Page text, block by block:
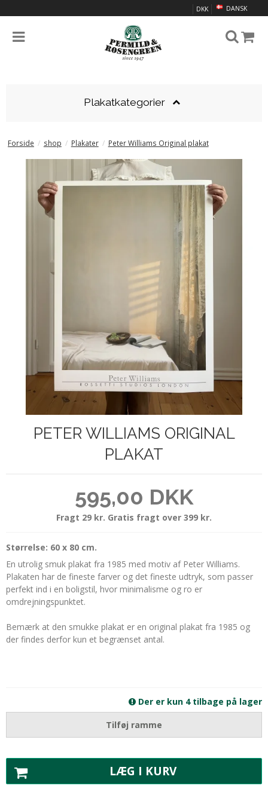
DANSK
DKK
Plakatkategorier
Forside / shop / Plakater / Peter Williams Original plakat
PETER WILLIAMS ORIGINAL
PLAKAT
595,00 DKK
Fragt 29 kr. Gratis fragt over 399 kr.
Størrelse: 60 x 80 cm.
En utrolig smuk plakat fra 1985 med motiv af Peter Williams.
Plakaten har de fineste farver og det fineste udtryk, som passer
perfekt ind i en boligstil, hvor minimalisme og ro er
omdrejningspunktet.
Bemærk at den smukke plakat er en original plakat fra 1985 og
der findes derfor kun et begrænset antal.
Der er kun 4 tilbage på lager
Tilføj ramme
LÆG I KURV